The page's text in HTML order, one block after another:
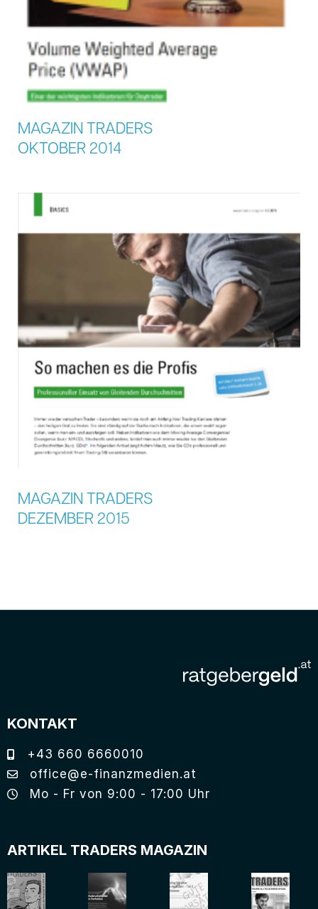
MAGAZIN TRADERS
OKTOBER 2014
MAGAZIN TRADERS
DEZEMBER 2015
KONTAKT
+43 660 6660010
office@e-finanzmedien.at
Mo - Fr von 9:00 - 17:00 Uhr
ARTIKEL TRADERS MAGAZIN